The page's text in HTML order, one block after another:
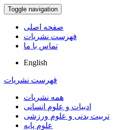
Toggle navigation
صفحه اصلی
فهرست نشریات
تماس با ما
English
فهرست نشریات
همه نشریات
ادبیات و علوم انسانی
تربیت بدنی و علوم ورزشی
علوم پایه